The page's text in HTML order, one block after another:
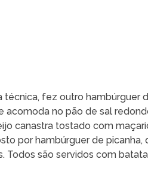
técnica, fez outro hambúrguer
acomoda no pão de sal
canastra tostado com
por hambúrguer de
Todos são servidos com